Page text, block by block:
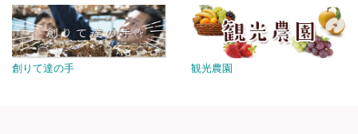
創りて達の手 観光農園